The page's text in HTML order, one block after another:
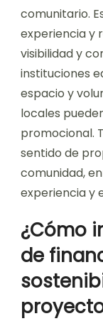
comunitario.
experiencia y
visibilidad y
instituciones
espacio y
locales
promocional.
sentido de
comunidad,
experiencia y
¿Cómo
de